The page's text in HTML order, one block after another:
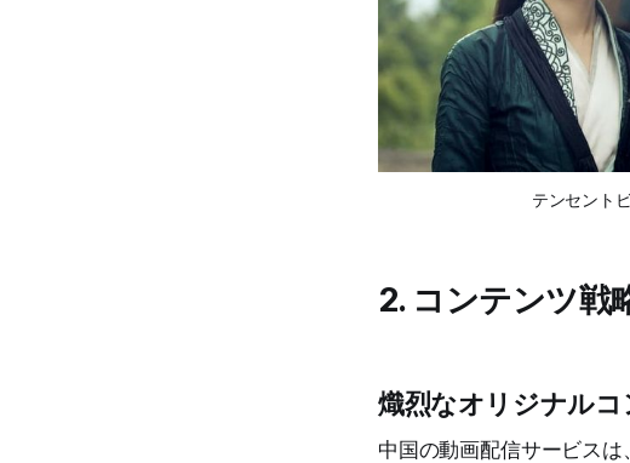
テンセント
2. コンテンツ戦
熾烈なオリジナル
中国の動画配信サービス